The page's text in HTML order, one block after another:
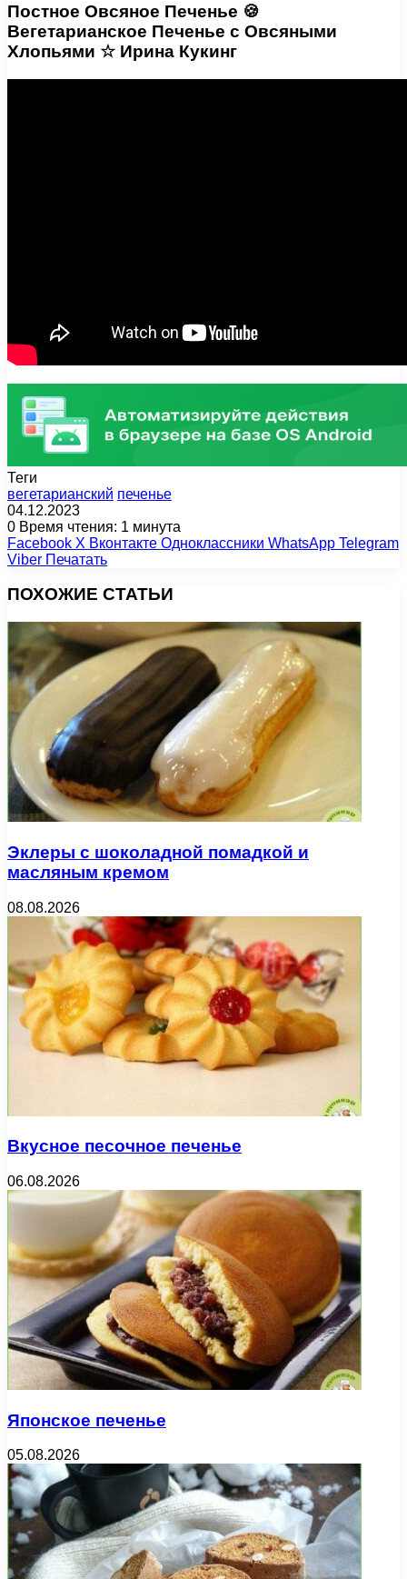
Постное Овсяное Печенье 🍪
Вегетарианское Печенье с Овсяными
Хлопьями ☆ Ирина Кукинг
Теги
вегетарианский печенье
04.12.2023
0 Время чтения: 1 минута
Facebook X Вконтакте Одноклассники WhatsApp Telegram
Viber Печатать
ПОХОЖИЕ СТАТЬИ
Эклеры с шоколадной помадкой и
масляным кремом
08.08.2026
Вкусное песочное печенье
06.08.2026
Японское печенье
05.08.2026